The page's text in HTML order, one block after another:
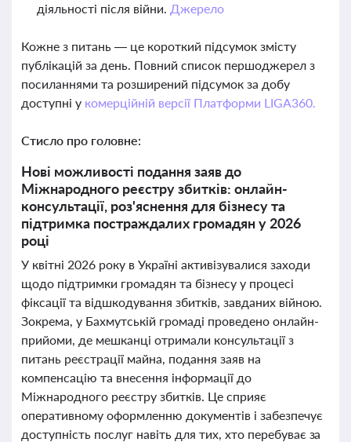
діяльності після війни. Джерело
Кожне з питань — це короткий підсумок змісту
публікацій за день. Повний список першоджерел з
посиланнями та розширений підсумок за добу
доступні у комерційній версії Платформи LIGA360.
Стисло про головне:
Нові можливості подання заяв до
Міжнародного реєстру збитків: онлайн-
консультації, роз'яснення для бізнесу та
підтримка постраждалих громадян у 2026
році
У квітні 2026 року в Україні активізувалися заходи
щодо підтримки громадян та бізнесу у процесі
фіксації та відшкодування збитків, завданих війною.
Зокрема, у Бахмутській громаді проведено онлайн-
прийоми, де мешканці отримали консультації з
питань реєстрації майна, подання заяв на
компенсацію та внесення інформації до
Міжнародного реєстру збитків. Це сприяє
оперативному оформленню документів і забезпечує
доступність послуг навіть для тих, хто перебуває за